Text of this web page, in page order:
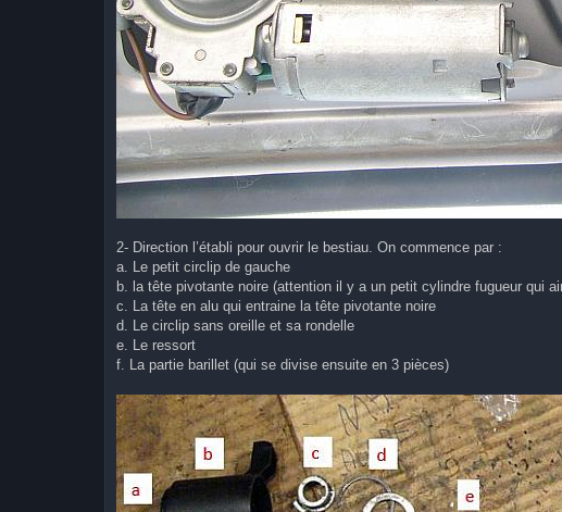
2- Direction l’établi pour ouvrir le bestiau. On commence par :
a. Le petit circlip de gauche
b. la tête pivotante noire (attention il y a un petit cylindre fugueur qui
c. La tête en alu qui entraine la tête pivotante noire
d. Le circlip sans oreille et sa rondelle
e. Le ressort
f. La partie barillet (qui se divise ensuite en 3 pièces)